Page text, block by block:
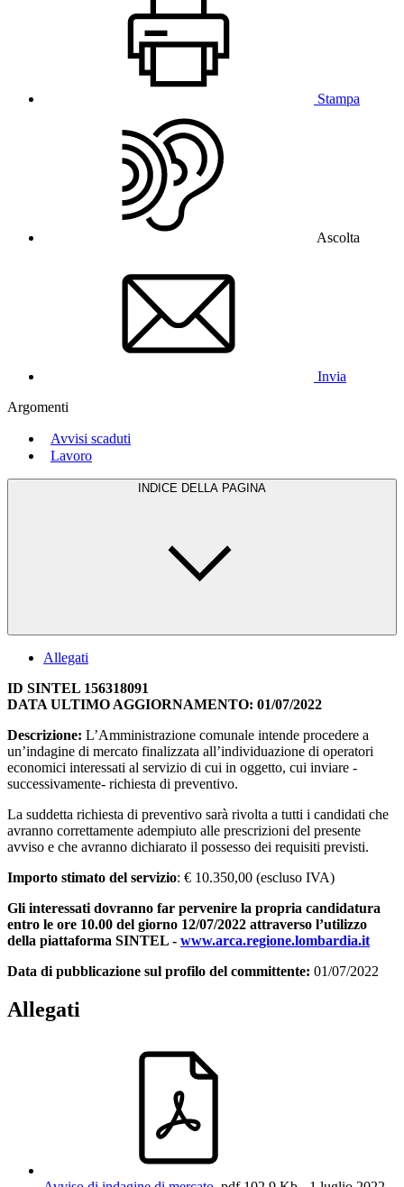
Stampa
Ascolta
Invia
Argomenti
Avvisi scaduti
Lavoro
INDICE DELLA PAGINA
Allegati
ID SINTEL 156318091
DATA ULTIMO AGGIORNAMENTO: 01/07/2022
Descrizione: L’Amministrazione comunale intende procedere a
un’indagine di mercato finalizzata all’individuazione di operatori
economici interessati al servizio di cui in oggetto, cui inviare -
successivamente- richiesta di preventivo.
La suddetta richiesta di preventivo sarà rivolta a tutti i candidati che
avranno correttamente adempiuto alle prescrizioni del presente
avviso e che avranno dichiarato il possesso dei requisiti previsti.
Importo stimato del servizio: € 10.350,00 (escluso IVA)
Gli interessati dovranno far pervenire la propria candidatura
entro le ore 10.00 del giorno 12/07/2022 attraverso l’utilizzo
della piattaforma SINTEL - www.arca.regione.lombardia.it
Data di pubblicazione sul profilo del committente: 01/07/2022
Allegati